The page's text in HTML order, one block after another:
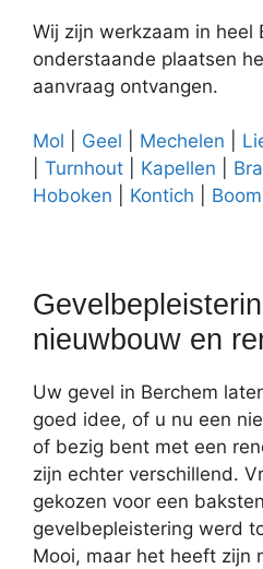
Wij zijn werkzaam in heel
onderstaande plaatsen
aanvraag ontvangen.
Mol Geel Mechelen
Turnhout Kapellen
Hoboken
Kontich Boom
nieuwbouw en
Uw gevel in Berchem
goed idee, of u nu een
of bezig bent met een
zijn echter verschillend.
gekozen voor een
gevelbepleistering werd
Mooi, maar het heeft zijn